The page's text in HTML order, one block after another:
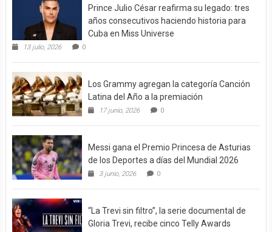
Prince Julio César reafirma su legado: tres
años consecutivos haciendo historia para
Cuba en Miss Universe
13 julio, 2026 0
Los Grammy agregan la categoría Canción
Latina del Año a la premiación
17 junio, 2026 0
Messi gana el Premio Princesa de Asturias
de los Deportes a días del Mundial 2026
3 junio, 2026 0
“La Trevi sin filtro”, la serie documental de
Gloria Trevi, recibe cinco Telly Awards